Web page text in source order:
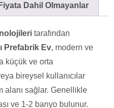
Fiyata Dahil Olmayanlar
tarafından
Prefabrik Ev, modern ve
küçük ve orta
bireysel kullanıcılar
alanı sağlar. Genellikle
ve 1-2 banyo bulunur.